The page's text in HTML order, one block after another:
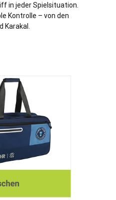
in jeder Spielsituation.
Kontrolle – von den
Karakal.